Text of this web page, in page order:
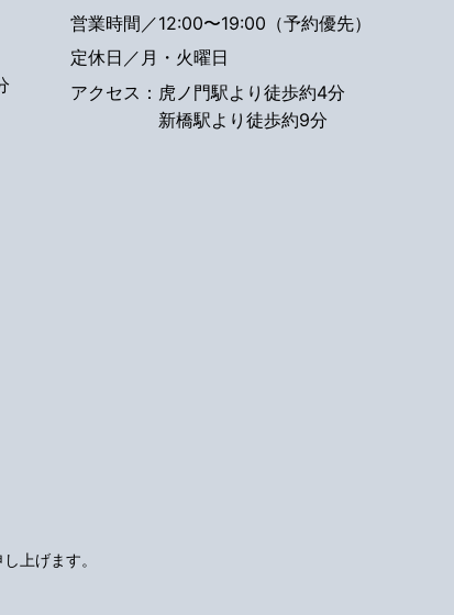
営業時間／12:00〜19:00（予約優先）
定休日／月・火曜日
アクセス： 虎ノ門駅より徒歩約4分
新橋駅より徒歩約9分
上げます。